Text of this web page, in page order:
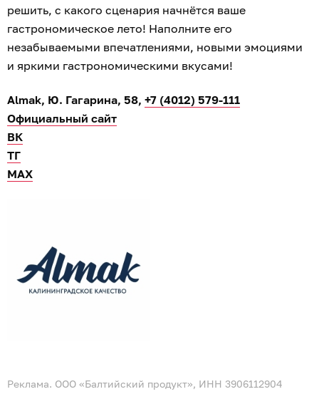
решить, с какого сценария начнётся ваше
гастрономическое лето! Наполните его
незабываемыми впечатлениями, новыми эмоциями
и яркими гастрономическими вкусами!
Almak, Ю. Гагарина, 58, +7 (4012) 579-111
Официальный сайт
ВК
ТГ
МАХ
Реклама. ООО «Балтийский продукт», ИНН 3906112904